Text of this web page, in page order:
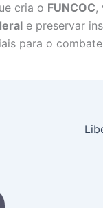
cria o FUNCOC,
e preservar
para o